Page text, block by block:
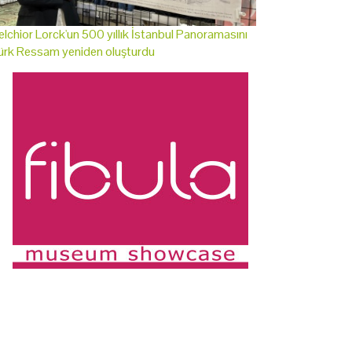
Lorck'un 500 yıllık İstanbul Panoramasını
Ressam yeniden oluşturdu